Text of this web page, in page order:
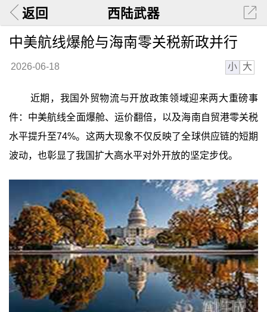
返回 西陆武器
中美航线爆舱与海南零关税新政并行
2026-06-18 小 大
近期，我国外贸物流与开放政策领域迎来两大重磅事
件：中美航线全面爆舱、运价翻倍，以及海南自贸港零关税
水平提升至74%。这两大现象不仅反映了全球供应链的短期
波动，也彰显了我国扩大高水平对外开放的坚定步伐。